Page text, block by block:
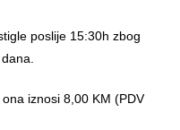
poslije 15:30h zbog
iznosi 8,00 KM (PDV